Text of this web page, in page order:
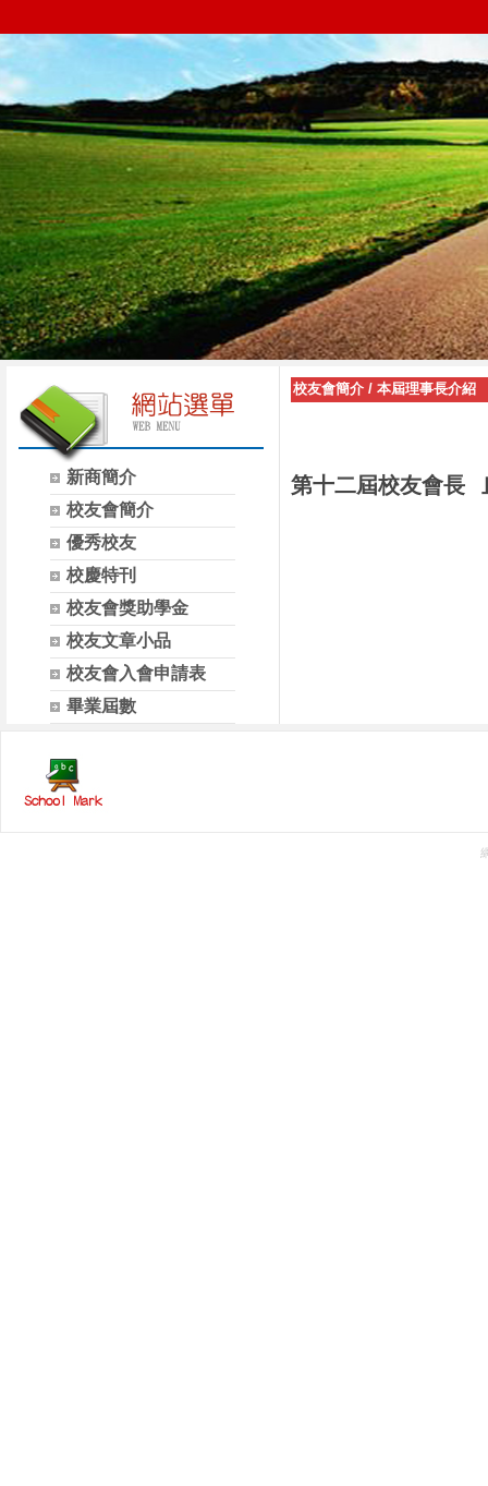
新商簡介
校友會簡介
優秀校友
校慶特刊
校友會獎助學金
校友文章小品
校友會入會申請表
畢業屆數
校友會簡介 / 本屆理事長介紹
第十二屆校友會長